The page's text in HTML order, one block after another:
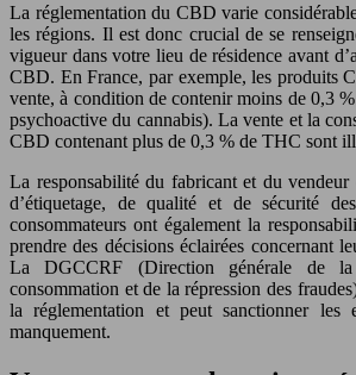
La réglementation du CBD varie
les régions. Il est donc crucial de se
vigueur dans votre lieu de résidence avant
CBD. En France, par exemple, les produits
vente, à condition de contenir moins de 0,3
psychoactive du cannabis). La vente et la
CBD contenant plus de 0,3 % de THC sont
La responsabilité du fabricant et du vendeur
d’étiquetage, de qualité et de sécurité
consommateurs ont également la
prendre des décisions éclairées concernant
La DGCCRF (Direction générale de
consommation et de la répression des
la réglementation et peut sanctionner les
manquement.